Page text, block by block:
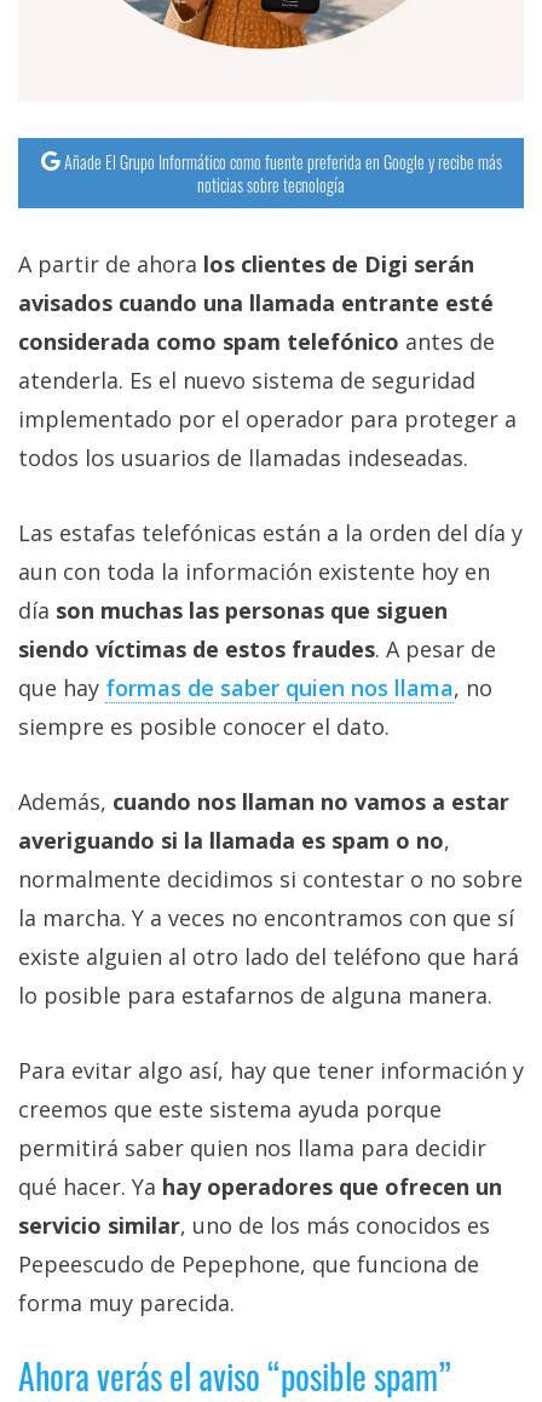
Añade El Grupo Informático como fuente preferida en Google y recibe más
noticias sobre tecnología
A partir de ahora los clientes de Digi serán
avisados cuando una llamada entrante esté
considerada como spam telefónico antes de
atenderla. Es el nuevo sistema de seguridad
implementado por el operador para proteger a
todos los usuarios de llamadas indeseadas.
Las estafas telefónicas están a la orden del día y
aun con toda la información existente hoy en
día son muchas las personas que siguen
siendo víctimas de estos fraudes. A pesar de
que hay formas de saber quien nos llama, no
siempre es posible conocer el dato.
Además, cuando nos llaman no vamos a estar
averiguando si la llamada es spam o no,
normalmente decidimos si contestar o no sobre
la marcha. Y a veces no encontramos con que sí
existe alguien al otro lado del teléfono que hará
lo posible para estafarnos de alguna manera.
Para evitar algo así, hay que tener información y
creemos que este sistema ayuda porque
permitirá saber quien nos llama para decidir
qué hacer. Ya hay operadores que ofrecen un
servicio similar, uno de los más conocidos es
Pepeescudo de Pepephone, que funciona de
forma muy parecida.
Ahora verás el aviso “posible spam”